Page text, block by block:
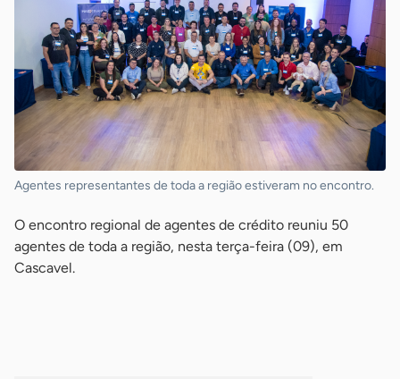
Agentes representantes de toda a região estiveram no encontro.
O encontro regional de agentes de crédito reuniu 50
agentes de toda a região, nesta terça-feira (09), em
Cascavel.